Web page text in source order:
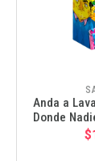
Anda a
Donde